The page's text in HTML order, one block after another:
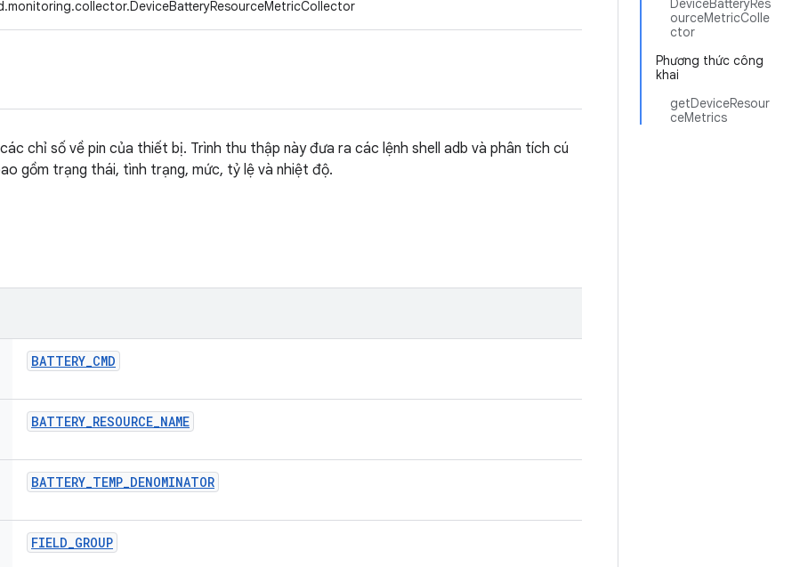
DeviceBatteryRes
ourceMetricColle
ctor
Phương thức công
khai
getDeviceResour
ceMetrics
chỉ số về pin của thiết bị. Trình thu thập này đưa ra các lệnh shell adb và phân tích cú
gồm trạng thái, tình trạng, mức, tỷ lệ và nhiệt độ.
BATTERY_CMD
BATTERY_RESOURCE_NAME
BATTERY_TEMP_DENOMINATOR
FIELD_GROUP